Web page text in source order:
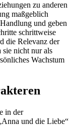
zu anderen
maßgeblich
und geben
schrittweise
die Relevanz der
nicht nur als
Wachstum
in der
und die Liebe“